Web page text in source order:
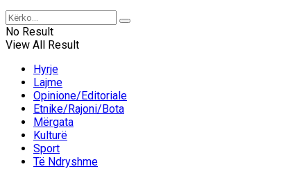
No Result
View All Result
Hyrje
Lajme
Opinione/Editoriale
Etnike/Rajoni/Bota
Mërgata
Kulturë
Sport
Të Ndryshme